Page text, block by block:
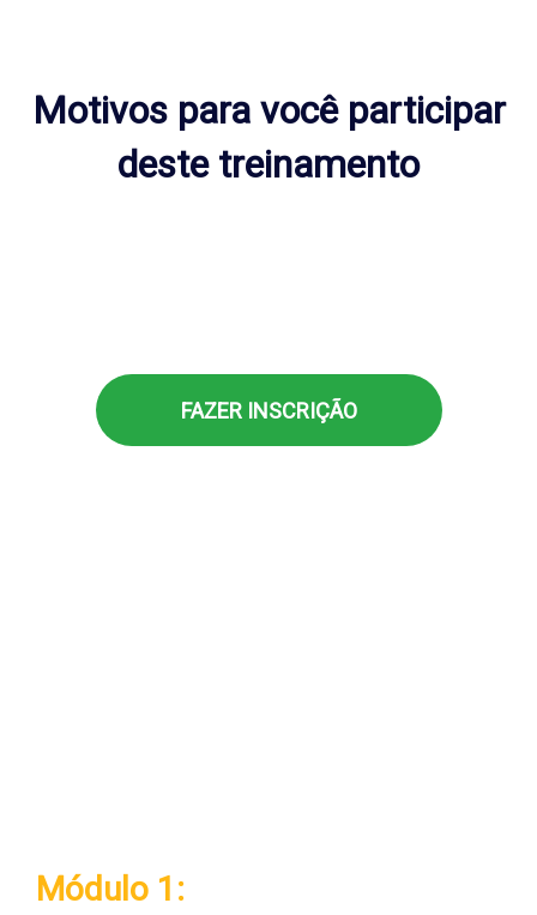
Motivos para você participar
deste treinamento
FAZER INSCRIÇÃO
Módulo 1: